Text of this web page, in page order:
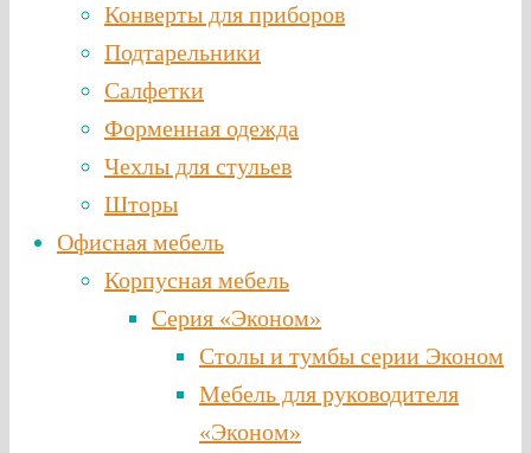
Конверты для приборов
Подтарельники
Салфетки
Форменная одежда
Чехлы для стульев
Шторы
Офисная мебель
Корпусная мебель
Серия «Эконом»
Столы и тумбы серии Эконом
Мебель для руководителя
«Эконом»